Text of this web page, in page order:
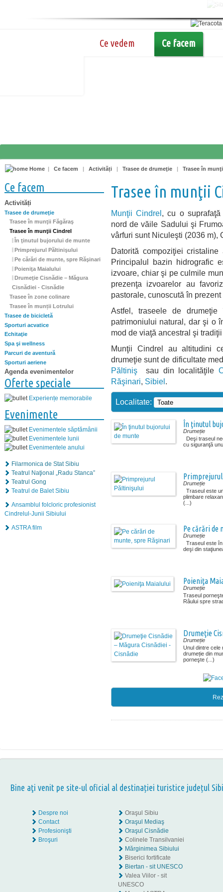
Ce vedem Ce facem
Home | Ce facem | Activități | Trasee de drumeţie | Trasee în
Ce facem
Activități
Trasee de drumeţie
Trasee în munţii Făgăraş
Trasee în munţii Cindrel
În ţinutul bujorului de munte
Primprejurul Păltinişului
Pe cărări de munte, spre Răşinari
Poieniţa Maialului
Drumeţie Cisnădie – Măgura
Cisnădiei - Cisnădie
Trasee în zone colinare
Trasee în munții Lotrului
Trasee de bicicletă
Sporturi acvatice
Echitaţie
Spa şi wellness
Parcuri de aventură
Sporturi aeriene
Agenda evenimentelor
Oferte speciale
Experiențe memorabile
Evenimente
Evenimentele săptămânii
Evenimentele lunii
Evenimentele anului
Filarmonica de Stat Sibiu
Teatrul Naţional „Radu Stanca”
Teatrul Gong
Teatrul de Balet Sibiu
Ansamblul folcloric profesionist
Cindrelul-Junii Sibiului
ASTRA film
Trasee în munţii
Munţii Cindrel, cu o
nord de văile Sadului şi
vârfuri sunt Niculeşti (2036 m),
Datorită compoziţiei
Principalul bazin hidrografic
izvoare, chiar şi pe culmile
prezenţa izvoarelor au
pastorale, cunoscută în
Astfel, traseele de
patrimoniului natural, dar şi o
mod de viaţă ancestral şi
Munţii Cindrel au altitudini
drumeţie sunt de dificultate
Păltinişsau din localităţile
Răşinari, Sibiel.
Localitate:
În ţinutul
Drumeție
Deşi traseul
cu siguranţă
Drumeție
Traseul este
plimbare
(...)
Pe cărări de
Drumeție
Traseul este
deşi din
Poieniţa
Drumeție
Traseul
Râului spre
Drumeţie
Drumeție
Unul dintre cele
drumeție din
porneşte (...)
Bine aţi venit pe site-ul oficial al destinației turistice județul
Despre noi
Contact
Profesionişti
Broşuri
Oraşul Sibiu
Oraşul Mediaş
Oraşul Cisnădie
Colinele Transilvaniei
Mărginimea Sibiului
Biserici fortificate
Biertan - sit UNESCO
Valea Viilor - sit
UNESCO